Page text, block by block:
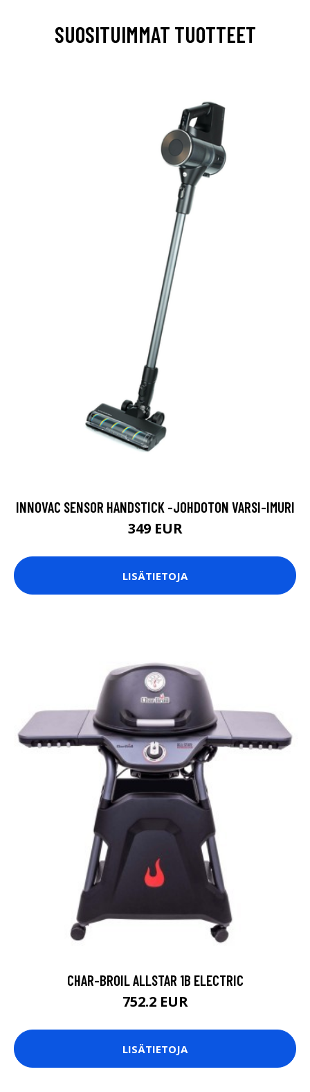
SUOSITUIMMAT TUOTTEET
INNOVAC SENSOR HANDSTICK -JOHDOTON VARSI-IMURI
349 EUR
LISÄTIETOJA
CHAR-BROIL ALLSTAR 1B ELECTRIC
752.2 EUR
LISÄTIETOJA